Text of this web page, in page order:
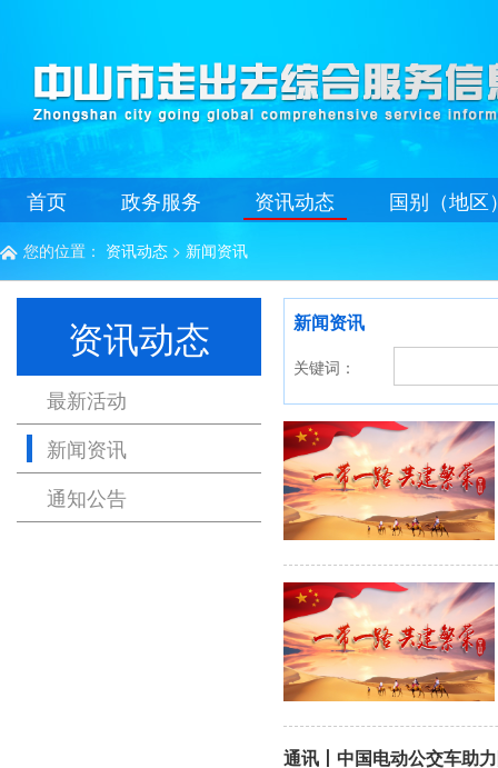
首页 政务服务 资讯动态 国别（地区
 您的位置： 资讯动态 > 新闻资讯
资讯动态
最新活动
新闻资讯
通知公告
新闻资讯
关键词：
通讯丨中国电动公交车助